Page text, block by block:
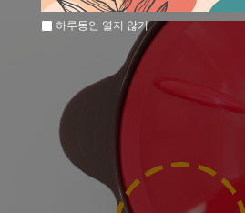
하루동안 열지 않기